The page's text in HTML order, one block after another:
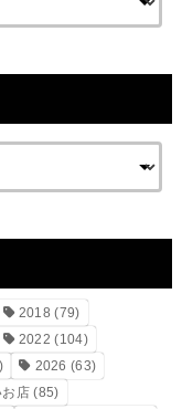
2018 (79)
2022 (104)
2026 (63)
お店(85)